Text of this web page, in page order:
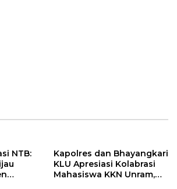
NTB:
Kapolres dan Bhayangkari
KLU Apresiasi Kolabrasi
Mahasiswa KKN Unram,